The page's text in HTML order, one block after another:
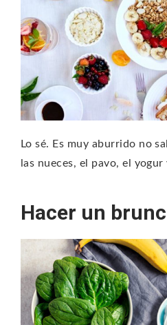
Lo sé. Es muy aburrido no
las nueces, el pavo, el
Hacer un